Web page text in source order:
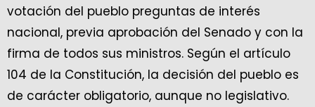
votación del pueblo preguntas de interés
nacional, previa aprobación del Senado y con la
firma de todos sus ministros. Según el artículo
104 de la Constitución, la decisión del pueblo es
de carácter obligatorio, aunque no legislativo.